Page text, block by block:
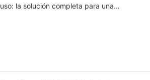
uso: la solución completa para una